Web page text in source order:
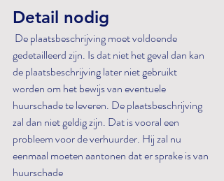
Detail nodig
gedetailleerd zijn. Is dat niet het geval dan kan
de plaatsbeschrijving later niet gebruikt
worden om het bewijs van eventuele
huurschade te leveren. De plaatsbeschrijving
zal dan niet geldig zijn. Dat is vooral een
probleem voor de verhuurder. Hij zal nu
eenmaal moeten aantonen dat er sprake is van
huurschade